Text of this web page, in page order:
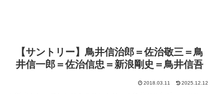
【サントリー】鳥井信治郎＝佐治敬三＝鳥
井信一郎＝佐治信忠＝新浪剛史＝鳥井信吾
2018.03.11 2025.12.12